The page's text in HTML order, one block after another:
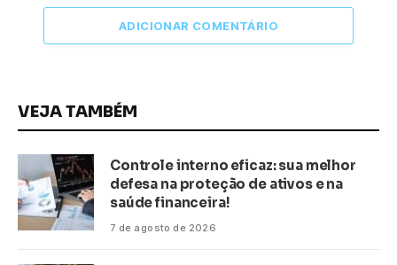
ADICIONAR COMENTÁRIO
VEJA TAMBÉM
Controle interno eficaz: sua melhor
defesa na proteção de ativos e na
saúde financeira!
7 de agosto de 2026